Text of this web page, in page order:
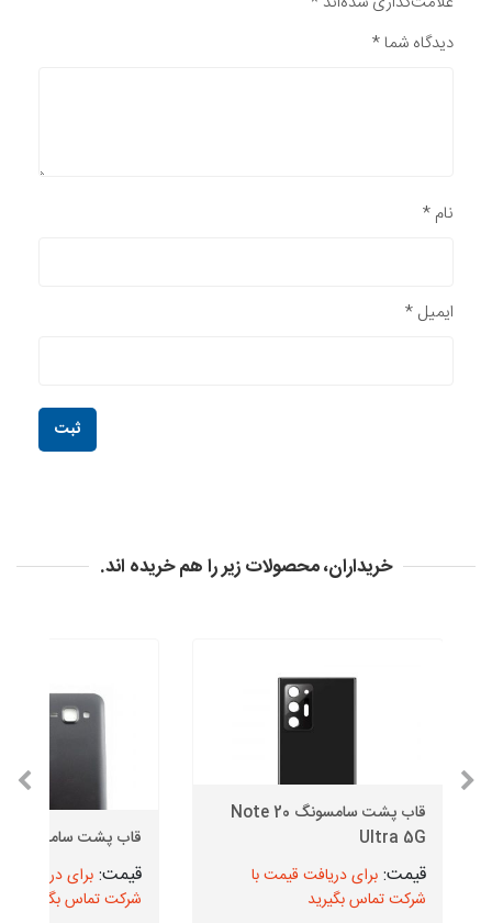
دیدگاه شما*
نام *
ایمیل *
خریداران، محصولات زیر را هم خریده اند.
قاب پشت سامسونگ Note 20
Ultra 5G
برای دریافت قیمت با
شرکت تماس بگیرید
قاب پشت سامسونگ J1
برای دریافت
شرکت تماس بگیرید